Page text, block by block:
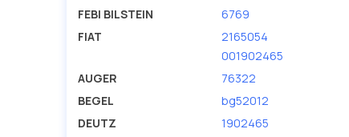
FEBI BILSTEIN
6769
FIAT
2165054
001902465
AUGER
76322
BEGEL
bg52012
DEUTZ
1902465